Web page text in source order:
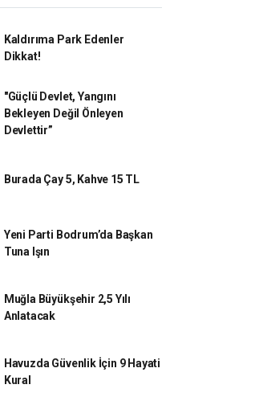
Kaldırıma Park Edenler
Dikkat!
"Güçlü Devlet, Yangını
Bekleyen Değil Önleyen
Devlettir”
Burada Çay 5, Kahve 15 TL
Yeni Parti Bodrum’da Başkan
Tuna Işın
Muğla Büyükşehir 2,5 Yılı
Anlatacak
Havuzda Güvenlik İçin 9 Hayati
Kural